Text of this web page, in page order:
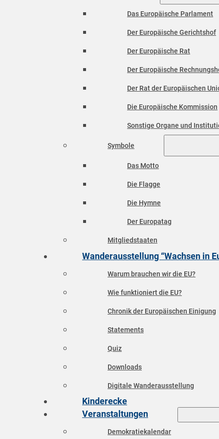
Das Europäische Parlament
Der Europäische Gerichtshof
Der Europäische Rat
Der Europäische
Der Rat der Europäischen
Die Europäische Kommission
Sonstige Organe und
Symbole
Das Motto
Die Flagge
Die Hymne
Der Europatag
Mitgliedstaaten
Wanderausstellung “Wachsen in
Warum brauchen wir die EU?
Wie funktioniert die EU?
Chronik der Europäischen Einigung
Statements
Quiz
Downloads
Digitale Wanderausstellung
Kinderecke
Veranstaltungen
Demokratiekalendar